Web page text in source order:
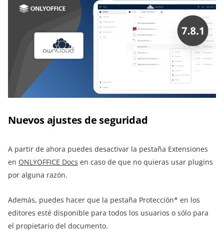
Nuevos ajustes de seguridad
A partir de ahora puedes desactivar la pestaña Extensiones
en ONLYOFFICE Docs en caso de que no quieras usar plugins
por alguna razón.
Además, puedes hacer que la pestaña Protección* en los
editores esté disponible para todos los usuarios o sólo para
el propietario del documento.